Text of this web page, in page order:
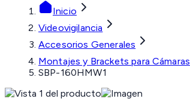
Inicio
Videovigilancia
Accesorios Generales
Montajes y Brackets para Cámaras
SBP-160HMW1